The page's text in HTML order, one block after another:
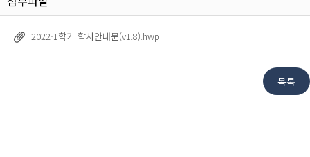
2022-1학기 학사안내문(v1.8).hwp